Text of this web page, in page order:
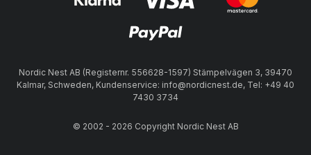
Nordic Nest AB (Registernr. 556628-1597) Stämpelvägen 3, 39470
Kalmar, Schweden, Kundenservice: info@nordicnest.de, Tel: +49 40
7430 3734
© 2002 - 2026 Copyright Nordic Nest AB